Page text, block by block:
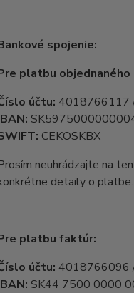
spojenie:
platbu objednaného
účtu: 4018766117
CEKOSKBX
neuhrádzajte na
detaily o
platbu faktúr:
účtu: 4018766096
SK44 7500 0000